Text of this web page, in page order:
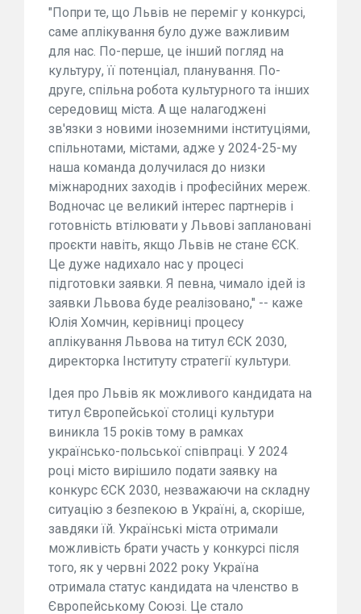
"Попри те, що Львів не переміг у конкурсі,
саме аплікування було дуже важливим
для нас. По-перше, це інший погляд на
культуру, її потенціал, планування. По-
друге, спільна робота культурного та інших
середовищ міста. А ще налагоджені
зв'язки з новими іноземними інституціями,
спільнотами, містами, адже у 2024-25-му
наша команда долучилася до низки
міжнародних заходів і професійних мереж.
Водночас це великий інтерес партнерів і
готовність втілювати у Львові заплановані
проєкти навіть, якщо Львів не стане ЄСК.
Це дуже надихало нас у процесі
підготовки заявки. Я певна, чимало ідей із
заявки Львова буде реалізовано," -- каже
Юлія Хомчин, керівниці процесу
аплікування Львова на титул ЄСК 2030,
директорка Інституту стратегії культури.
Ідея про Львів як можливого кандидата на
титул Європейської столиці культури
виникла 15 років тому в рамках
українсько-польської співпраці. У 2024
році місто вирішило подати заявку на
конкурс ЄСК 2030, незважаючи на складну
ситуацію з безпекою в Україні, а, скоріше,
завдяки їй. Українські міста отримали
можливість брати участь у конкурсі після
того, як у червні 2022 року Україна
отримала статус кандидата на членство в
Європейському Союзі. Це стало